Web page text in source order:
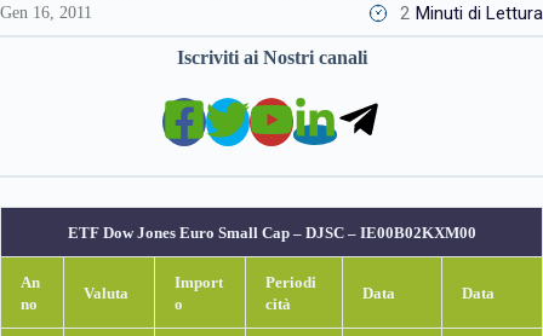
Gen 16, 2011 2 Minuti di Lettura
Iscriviti ai Nostri canali
ETF Dow Jones Euro Small Cap – DJSC – IE00B02KXM00
An
no
Valuta
Import
o
Periodi
cità
Data Data